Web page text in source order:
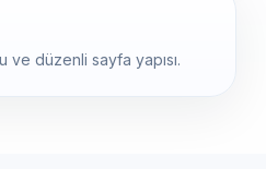
ve düzenli sayfa yapısı.